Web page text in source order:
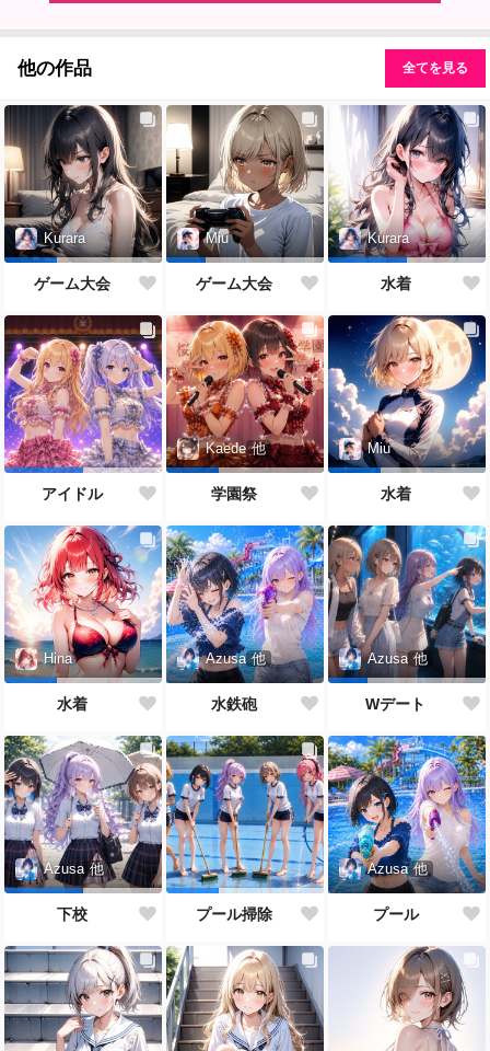
他の作品 全てを見る
Kurara
ゲーム大会
Miu
ゲーム大会
Kurara
水着
アイドル
Kaede 他
学園祭
Miu
水着
Hina
水着
Azusa 他
水鉄砲
Azusa 他
Wデート
Azusa 他
下校 プール掃除
Azusa 他
プール